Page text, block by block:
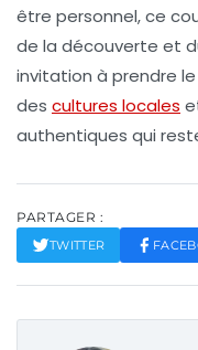
être personnel, ce
de la découverte et
invitation à prendre le
des cultures locales
authentiques qui
PARTAGER :
TWITTER